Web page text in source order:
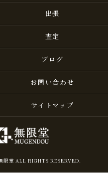
出張
査定
ブログ
お問い合わせ
サイトマップ
堂 ALL RIGHTS RESERVED.